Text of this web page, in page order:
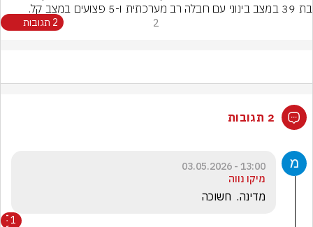
בת 39 במצב בינוני עם חבלה רב מערכתית ו-5 פצועים במצב קל.
2 2 תגובות
2 תגובות
13:00 - 03.05.2026
מיקו נווה
מדינה.  חשוכה
1